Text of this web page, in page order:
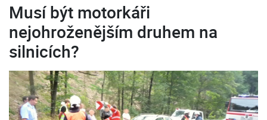
Musí být motorkáři
nejohroženějším druhem na
silnicích?